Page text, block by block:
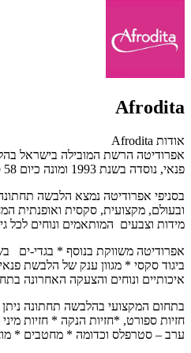
Afrodita
אודות Afrodita
אפרודיטה הרשת המובילה בישראל
פנאי, נוסדה בשנת 1993 ומונה כיום 58 סניפים בפריסה ארצית.
בסניפי אפרודיטה נמצא הלבשה
ובעולם, מקצועית, סקסית ואופנתית
מידות וצבעים המותאמים ונוחים לכל
אפרודיטה משווקת בנוסף * בגדי-ים
ביגוד סקסי * מגוון ענק של הלבשת
איכותיים ונוחים והצעקה האחרונה
בתחום המקצועי בהלבשה תחתונה ניתן
חזיות ספורט, *חזיות הנקה * חזיות
ערב – סטרפלס וכדומה * מחטבים *